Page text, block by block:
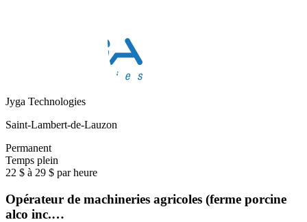
Jyga Technologies
Saint-Lambert-de-Lauzon
Permanent
Temps plein
22 $ à 29 $ par heure
Opérateur de machineries agricoles (ferme porcine
alco inc.…